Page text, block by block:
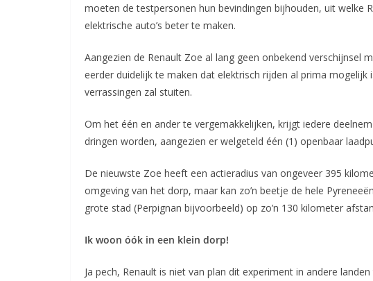
moeten de testpersonen hun bevindingen bijhouden, uit welke
elektrische auto’s beter te maken.
Aangezien de Renault Zoe al lang geen onbekend verschijnsel
eerder duidelijk te maken dat elektrisch rijden al prima
verrassingen zal stuiten.
Om het één en ander te vergemakkelijken, krijgt iedere
dringen worden, aangezien er welgeteld één (1) openbaar
De nieuwste Zoe heeft een actieradius van ongeveer 395
omgeving van het dorp, maar kan zo’n beetje de hele
grote stad (Perpignan bijvoorbeeld) op zo’n 130 kilometer
Ik woon óók in een klein dorp!
Ja pech, Renault is niet van plan dit experiment in andere